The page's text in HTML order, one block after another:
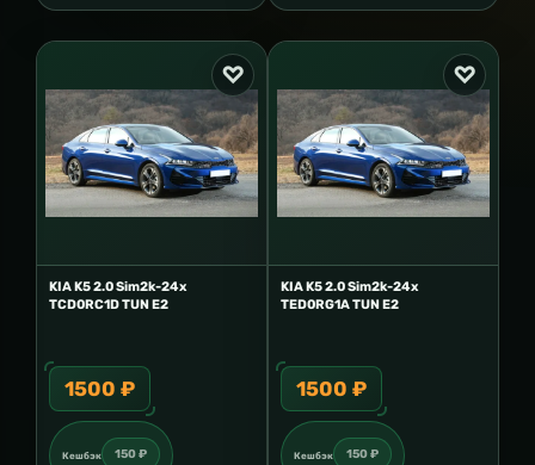
KIA K5 2.0 Sim2k-24x
TCD0RC1D TUN E2
1500 ₽
Кешбэк 150 ₽
KIA K5 2.0 Sim2k-24x
TED0RG1A TUN E2
1500 ₽
Кешбэк 150 ₽